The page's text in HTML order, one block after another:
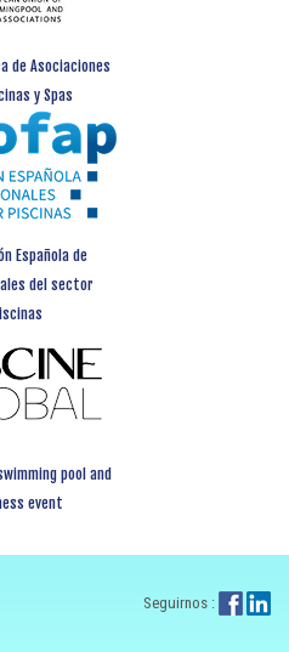
de Asociaciones
y Spas
Española de
del sector
pool and
event
Seguirnos :